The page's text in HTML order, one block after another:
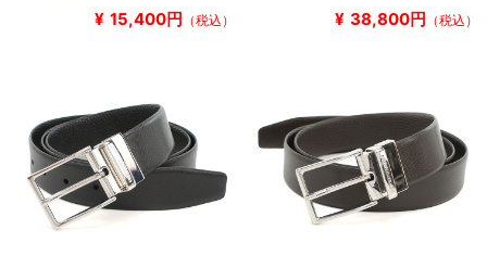
¥ 15,400円 （税込） ¥ 38,800円 （税込）